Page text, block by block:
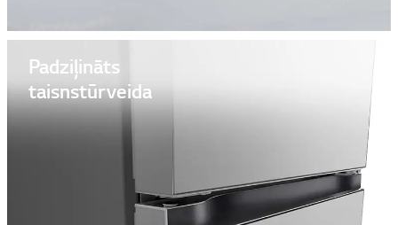
Padziļināts
taisnstūrveida